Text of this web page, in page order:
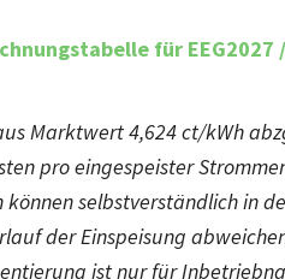
für
Marktwert 4,624 ct/kWh
pro eingespeister
selbstverständlich in
der Einspeisung
ist nur für